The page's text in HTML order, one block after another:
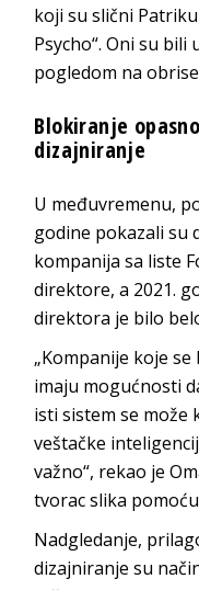
koji su slični
Psycho“. Oni su
pogledom na
Blokiranje
dizajniranje
U međuvremenu,
godine pokazali su
kompanija sa liste
direktore, a 2021.
direktora je bilo
„Kompanije koje
imaju mogućnosti
isti sistem se može
veštačke
važno“, rekao je
tvorac slika
Nadgledanje,
dizajniranje su